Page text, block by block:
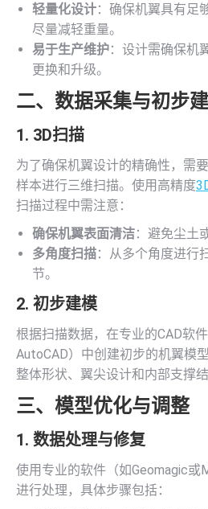
轻量化设计：确保机翼具有足
尽量减轻重量。
易于生产维护：设计需确保机
更换和升级。
二、数据采集与初步
1. 3D扫描
为了确保机翼设计的精确性，需
样本进行三维扫描。使用高精度
扫描过程中需注意：
确保机翼表面清洁：避免尘土
多角度扫描：从多个角度进行
节。
2. 初步建模
根据扫描数据，在专业的CAD软
AutoCAD）中创建初步的机翼模
整体形状、翼尖设计和内部支撑结
三、模型优化与调整
1. 数据处理与修复
使用专业的软件（如Geomagic或
进行处理，具体步骤包括：